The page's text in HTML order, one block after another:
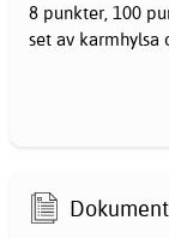
8 punkter, 100
set av karmhylsa
Dokument